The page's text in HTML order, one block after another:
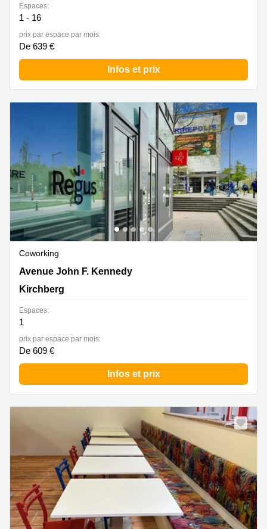
Espaces:
1 - 16
prix par espace par mois:
De 639 €
Infos et prix
Coworking
43 avenue John F. Kennedy, Kirchberg
Avenue John F. Kennedy
Kirchberg
Espaces:
1
prix par espace par mois:
De 609 €
Infos et prix